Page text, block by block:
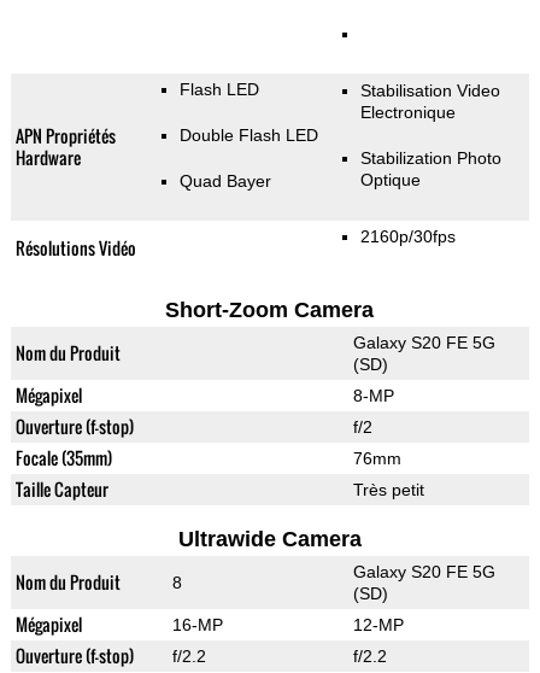
APN Propriétés
Hardware
Flash LED
Double Flash LED
Quad Bayer
Stabilisation Video
Electronique
Stabilization Photo
Optique
Résolutions Vidéo 2160p/30fps
Short-Zoom Camera
Nom du Produit
Galaxy S20 FE 5G
(SD)
Mégapixel 8-MP
Ouverture (f-stop) f/2
Focale (35mm) 76mm
Taille Capteur Très petit
Ultrawide Camera
Nom du Produit 8
Galaxy S20 FE 5G
(SD)
Mégapixel 16-MP 12-MP
Ouverture (f-stop) f/2.2 f/2.2